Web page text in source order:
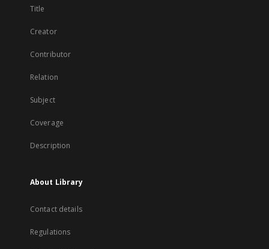
Title
Creator
Contributor
Relation
Subject
Coverage
Description
About Library
Contact details
Regulations